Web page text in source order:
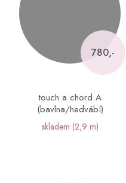
780,-
touch a chord A
(bavlna/hedvábí)
skladem (2,9 m)